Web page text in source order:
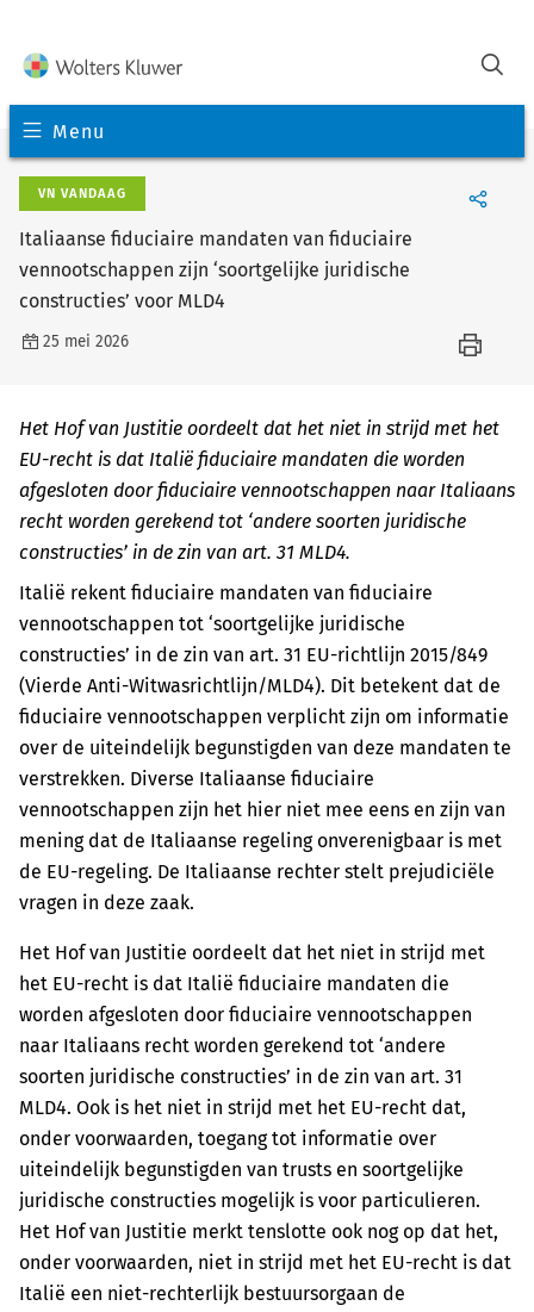
Menu
VN VANDAAG
Italiaanse fiduciaire mandaten van fiduciaire
vennootschappen zijn ‘soortgelijke juridische
constructies’ voor MLD4
25 mei 2026
Het Hof van Justitie oordeelt dat het niet in strijd met het
EU-recht is dat Italië fiduciaire mandaten die worden
afgesloten door fiduciaire vennootschappen naar Italiaans
recht worden gerekend tot ‘andere soorten juridische
constructies’ in de zin van art. 31 MLD4.
Italië rekent fiduciaire mandaten van fiduciaire
vennootschappen tot ‘soortgelijke juridische
constructies’ in de zin van art. 31 EU-richtlijn 2015/849
(Vierde Anti-Witwasrichtlijn/MLD4). Dit betekent dat de
fiduciaire vennootschappen verplicht zijn om informatie
over de uiteindelijk begunstigden van deze mandaten te
verstrekken. Diverse Italiaanse fiduciaire
vennootschappen zijn het hier niet mee eens en zijn van
mening dat de Italiaanse regeling onverenigbaar is met
de EU-regeling. De Italiaanse rechter stelt prejudiciële
vragen in deze zaak.
Het Hof van Justitie oordeelt dat het niet in strijd met
het EU-recht is dat Italië fiduciaire mandaten die
worden afgesloten door fiduciaire vennootschappen
naar Italiaans recht worden gerekend tot ‘andere
soorten juridische constructies’ in de zin van art. 31
MLD4. Ook is het niet in strijd met het EU-recht dat,
onder voorwaarden, toegang tot informatie over
uiteindelijk begunstigden van trusts en soortgelijke
juridische constructies mogelijk is voor particulieren.
Het Hof van Justitie merkt tenslotte ook nog op dat het,
onder voorwaarden, niet in strijd met het EU-recht is dat
Italië een niet-rechterlijk bestuursorgaan de